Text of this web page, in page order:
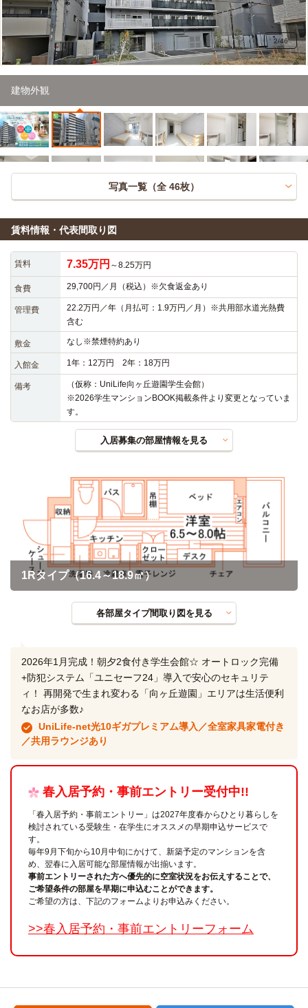
建物外観
2/46
写真一覧（全 46枚）
賃料情報・代表間取り図
賃料 7.35万円 ～8.25万円
食費 29,700円／月（税込）※欠食返金あり
管理費
22.2万円／年（月払可：1.9万円／月）※共用部水道光熱費
含む
敷金 なし※禁煙特約あり
入館金 1年：12万円 2年：18万円
備考
（仮称：UniLife向ヶ丘遊園学生会館）
※2026学生マンションBOOK掲載条件より変更となっていま
す。
入居募集の部屋情報を見る
1Rタイプ（16.4～18.9㎡）
各部屋タイプ間取り図を見る
2026年1月完成！朝夕2食付き学生会館☆ オートロック完備
+防犯システム「ユニセーフ24」導入で安心のセキュリテ
ィ！ 再開発で生まれ変わる「向ヶ丘遊園」エリアは生活便利
なお店が多数♪
UniLife-net光10ギガプレミアム導入／全室家具家電付き
／共用ラウンジあり
春入居予約・事前エントリー受付中!!
「春入居予約・事前エントリー」は2027年度春からひとり暮らしを
検討されている受験生・在学生にオススメの早期申込サービスで
す。
毎年9月下旬から10月中旬にかけて、新築予定のマンションを含
め、翌春に入居可能な部屋情報が出揃います。
事前エントリーされた方へ優先的に空室状況をお伝えすることで、
ご希望条件の部屋を早期に申込むことができます。
ご希望の方は、下記のフォームよりお申込みください。
>>春入居予約・事前エントリーフォーム